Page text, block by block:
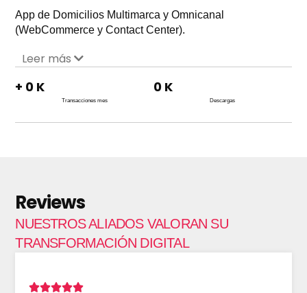
App de Domicilios Multimarca y Omnicanal
(WebCommerce y Contact Center).
Leer más
+ 0 K
Transacciones mes
0 K
Descargas
Reviews
NUESTROS ALIADOS VALORAN SU
TRANSFORMACIÓN DIGITAL